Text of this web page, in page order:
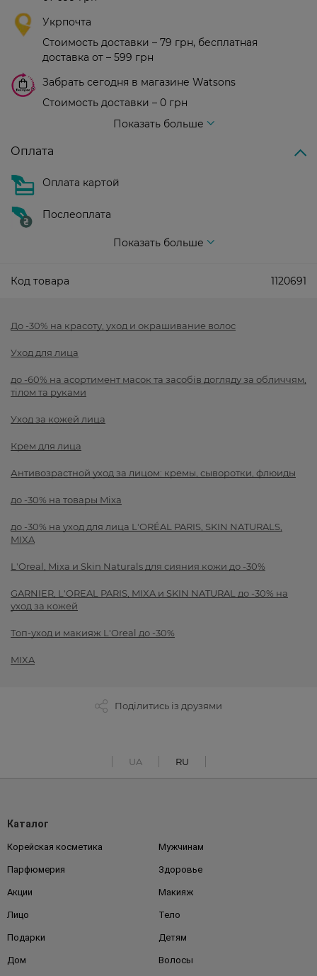
Укрпочта
Стоимость доставки – 79 грн, бесплатная
доставка от – 599 грн
Забрать сегодня в магазине Watsons
Стоимость доставки – 0 грн
Показать больше
Оплата
Оплата картой
Послеоплата
Показать больше
Код товара 1120691
До -30% на красоту, уход и окрашивание волос
Уход для лица
до -60% на асортимент масок та засобів догляду за обличчям,
тілом та руками
Уход за кожей лица
Крем для лица
Антивозрастной уход за лицом: кремы, сыворотки, флюиды
до -30% на товары Mixa
до -30% на уход для лица L'ORÉAL PARIS, SKIN NATURALS,
MIXA
L'Oreal, Mixa и Skin Naturals для сияния кожи до -30%
GARNIER, L'OREAL PARIS, MIXA и SKIN NATURAL до -30% на
уход за кожей
Топ-уход и макияж L'Oreal до -30%
MIXA
Поділитись із друзями
UA RU
Каталог
Корейская косметика Мужчинам
Парфюмерия Здоровье
Акции Макияж
Лицо Тело
Подарки Детям
Дом Волосы